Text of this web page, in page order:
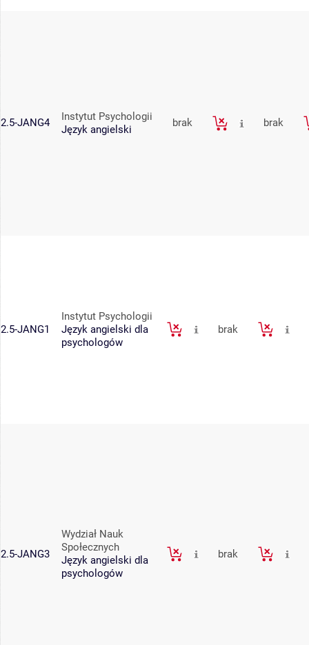
2.5-JANG4
Instytut Psychologii
Język angielski
brak brak
2.5-JANG1
Instytut Psychologii
Język angielski dla
psychologów
brak
2.5-JANG3
Wydział Nauk
Społecznych
Język angielski dla
psychologów
brak